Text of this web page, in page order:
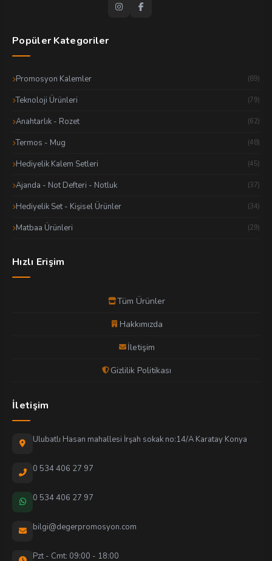
Popüler Kategoriler
Promosyon Kalemler (89)
Teknoloji Ürünleri (79)
Anahtarlık - Rozet (62)
Termos - Mug (48)
Hediyelik Kalem Setleri (45)
Ajanda - Not Defteri - Notluk (37)
Hediyelik Set - Kişisel Ürünler (34)
Matbaa Ürünleri (29)
Hızlı Erişim
Tüm Ürünler
Hakkımızda
İletişim
Gizlilik Politikası
İletişim
Ulubatlı Hasan mahallesi İrşah sokak no:14/A Karatay Konya
0 534 406 27 97
0 534 406 27 97
bilgi@degerpromosyon.com
Pzt - Cmt: 09:00 - 18:00